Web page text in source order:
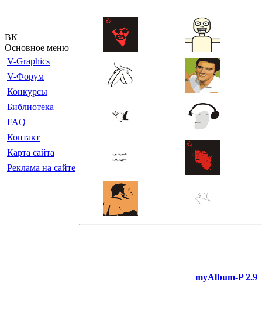
ВК
Основное меню
V-Graphics
V-Форум
Конкурсы
Библиотека
FAQ
Контакт
Карта сайта
Реклама на сайте
myAlbum-P 2.9